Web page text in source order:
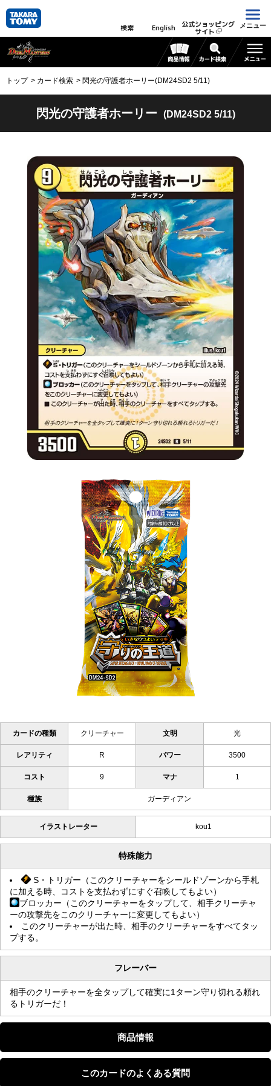
検索 English 公式ショッピング
サイト
メニュー
トップ カード検索 閃光の守護者ホーリー(DM24SD2 5/11)
閃光の守護者ホーリー (DM24SD2 5/11)
カードの種類 クリーチャー 文明 光
レアリティ R パワー 3500
コスト 9 マナ 1
種族 ガーディアン
イラストレーター kou1
特殊能力
S・トリガー（このクリーチャーをシールドゾーンから手札
に加える時、コストを支払わずにすぐ召喚してもよい）
ブロッカー（このクリーチャーをタップして、相手クリーチャ
ーの攻撃先をこのクリーチャーに変更してもよい）
このクリーチャーが出た時、相手のクリーチャーをすべてタッ
プする。
フレーバー
相手のクリーチャーを全タップして確実に1ターン守り切れる頼れ
るトリガーだ！
商品情報
このカードのよくある質問